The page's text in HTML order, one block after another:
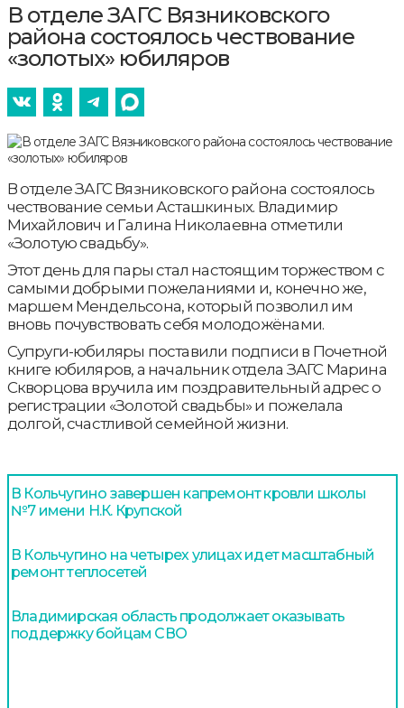
В отделе ЗАГС Вязниковского
района состоялось чествование
«золотых» юбиляров
В отделе ЗАГС Вязниковского района состоялось
чествование семьи Асташкиных. Владимир
Михайлович и Галина Николаевна отметили
«Золотую свадьбу».
Этот день для пары стал настоящим торжеством с
самыми добрыми пожеланиями и, конечно же,
маршем Мендельсона, который позволил им
вновь почувствовать себя молодожёнами.
Супруги-юбиляры поставили подписи в Почетной
книге юбиляров, а начальник отдела ЗАГС Марина
Скворцова вручила им поздравительный адрес о
регистрации «Золотой свадьбы» и пожелала
долгой, счастливой семейной жизни.
В Кольчугино завершен капремонт кровли школы
№7 имени Н.К. Крупской
В Кольчугино на четырех улицах идет масштабный
ремонт теплосетей
Владимирская область продолжает оказывать
поддержку бойцам СВО